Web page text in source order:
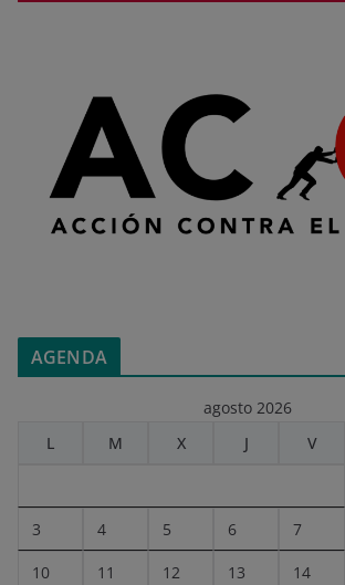
AGENDA
agosto 2026
L
M X J V
3 4 5 6 7
10 11 12 13 14